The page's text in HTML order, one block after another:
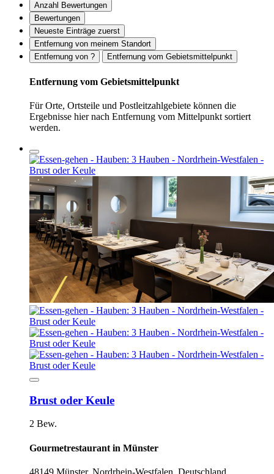
Anzahl Bewertungen
Bewertungen
Neueste Einträge zuerst
Entfernung von meinem Standort
Entfernung von ?
Entfernung vom Gebietsmittelpunkt
Entfernung vom Gebietsmittelpunkt
Für Orte, Ortsteile und Postleitzahlgebiete können die
Ergebnisse hier nach Entfernung vom Mittelpunkt sortiert
werden.
Brust oder Keule
2 Bew.
Gourmetrestaurant in Münster
48149 Münster, Nordrhein-Westfalen, Deutschland